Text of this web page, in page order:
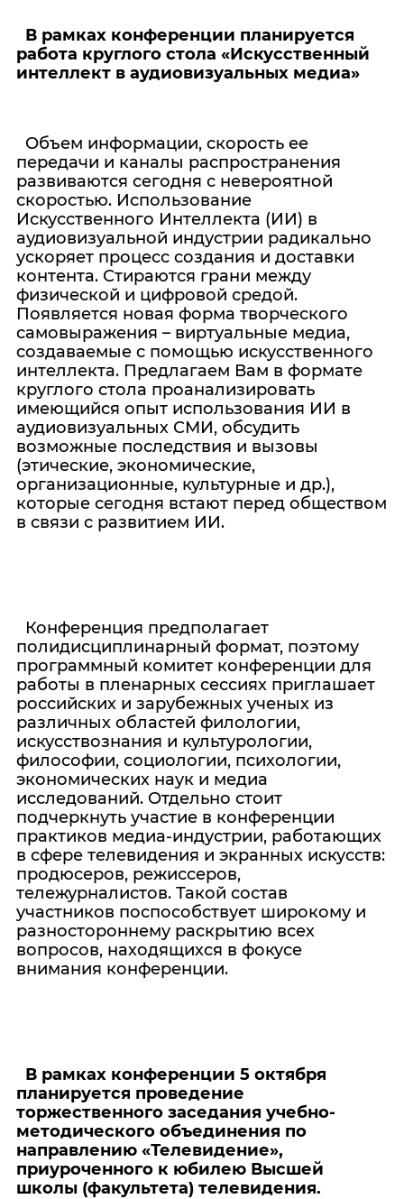
В рамках конференции планируется
работа круглого стола «Искусственный
интеллект в аудиовизуальных медиа»
Объем информации, скорость ее
передачи и каналы распространения
развиваются сегодня с невероятной
скоростью. Использование
Искусственного Интеллекта (ИИ) в
аудиовизуальной индустрии радикально
ускоряет процесс создания и доставки
контента. Стираются грани между
физической и цифровой средой.
Появляется новая форма творческого
самовыражения – виртуальные медиа,
создаваемые с помощью искусственного
интеллекта. Предлагаем Вам в формате
круглого стола проанализировать
имеющийся опыт использования ИИ в
аудиовизуальных СМИ, обсудить
возможные последствия и вызовы
(этические, экономические,
организационные, культурные и др.),
которые сегодня встают перед обществом
в связи с развитием ИИ.
Конференция предполагает
полидисциплинарный формат, поэтому
программный комитет конференции для
работы в пленарных сессиях приглашает
российских и зарубежных ученых из
различных областей филологии,
искусствознания и культурологии,
философии, социологии, психологии,
экономических наук и медиа
исследований. Отдельно стоит
подчеркнуть участие в конференции
практиков медиа-индустрии, работающих
в сфере телевидения и экранных искусств:
продюсеров, режиссеров,
тележурналистов. Такой состав
участников поспособствует широкому и
разностороннему раскрытию всех
вопросов, находящихся в фокусе
внимания конференции.
В рамках конференции 5 октября
планируется проведение
торжественного заседания учебно-
методического объединения по
направлению «Телевидение»,
приуроченного к юбилею Высшей
школы (факультета) телевидения.